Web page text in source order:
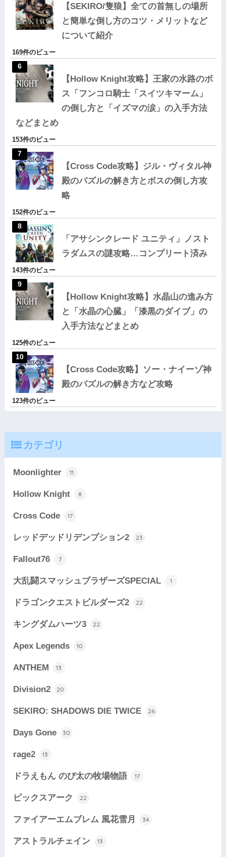
【SEKIRO/隻狼】全ての首無しの場所
と簡単な倒し方のコツ・メリットなど
について紹介
169件のビュー
【Hollow Knight攻略】王家の水路のボ
ス「フンコロ騎士「スイツキマーム」
の倒し方と「イズマの涙」の入手方法
などまとめ
153件のビュー
【Cross Code攻略】ジル・ヴィタル神
殿のパズルの解き方とボスの倒し方攻
略
152件のビュー
「アサシンクレード ユニティ」ノスト
ラダムスの謎攻略…コンプリート済み
143件のビュー
【Hollow Knight攻略】水晶山の進み方
と「水晶の心臓」「漆黒のダイブ」の
入手方法などまとめ
125件のビュー
【Cross Code攻略】ソー・ナイーゾ神
殿のパズルの解き方など攻略
123件のビュー
カテゴリ
Moonlighter 11
Hollow Knight 8
Cross Code 17
レッドデッドリデンプション2 23
Fallout76 7
大乱闘スマッシュブラザーズSPECIAL 1
ドラゴンクエストビルダーズ2 22
キングダムハーツ3 22
Apex Legends 10
ANTHEM 13
Division2 20
SEKIRO: SHADOWS DIE TWICE 26
Days Gone 30
rage2 13
ドラえもん のび太の牧場物語 17
ピックスアーク 22
ファイアーエムブレム 風花雪月 34
アストラルチェイン 13